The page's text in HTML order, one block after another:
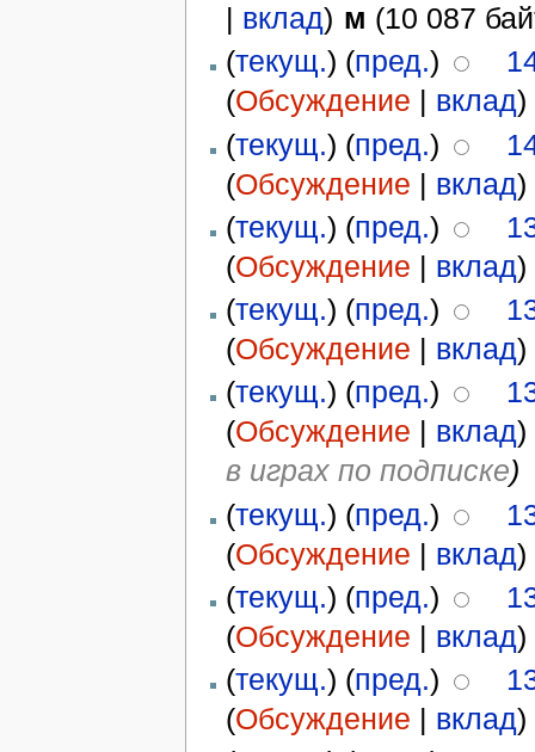
| вклад) м (10 087
(текущ.) (пред.)
(Обсуждение | вклад)
(текущ.) (пред.)
(Обсуждение | вклад)
(текущ.) (пред.)
(Обсуждение | вклад)
(текущ.) (пред.)
(Обсуждение | вклад)
(текущ.) (пред.)
(Обсуждение | вклад)
в играх по подписке)
(текущ.) (пред.)
(Обсуждение | вклад)
(текущ.) (пред.)
(Обсуждение | вклад)
(текущ.) (пред.)
(Обсуждение | вклад)